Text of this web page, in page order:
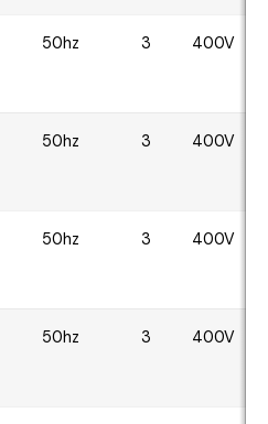
50hz 3 400V
50hz 3 400V
50hz 3 400V
50hz 3 400V